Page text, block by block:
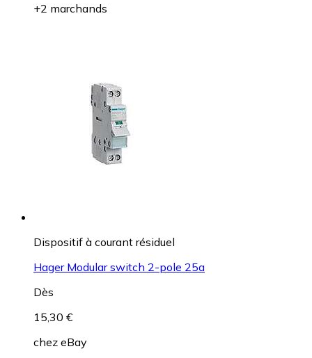
+2 marchands
Dispositif à courant résiduel
Hager Modular switch 2-pole 25a
Dès
15,30 €
chez eBay